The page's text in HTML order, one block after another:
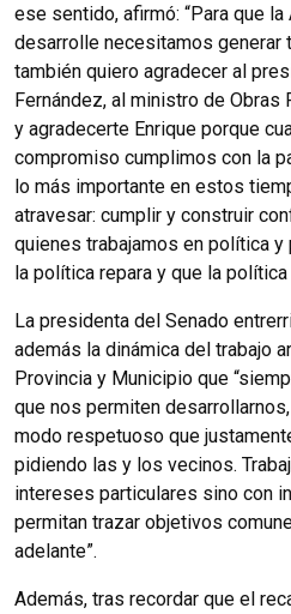
ese sentido, afirmó: “Para que
desarrolle necesitamos generar
también quiero agradecer al
Fernández, al ministro de
y agradecerte Enrique porque
compromiso cumplimos con la
lo más importante en estos
atravesar: cumplir y construir
quienes trabajamos en política
la política repara y que la política
La presidenta del Senado
además la dinámica del trabajo
Provincia y Municipio que
que nos permiten
modo respetuoso que
pidiendo las y los vecinos.
intereses particulares sino con
permitan trazar objetivos
adelante”.
Además, tras recordar que el